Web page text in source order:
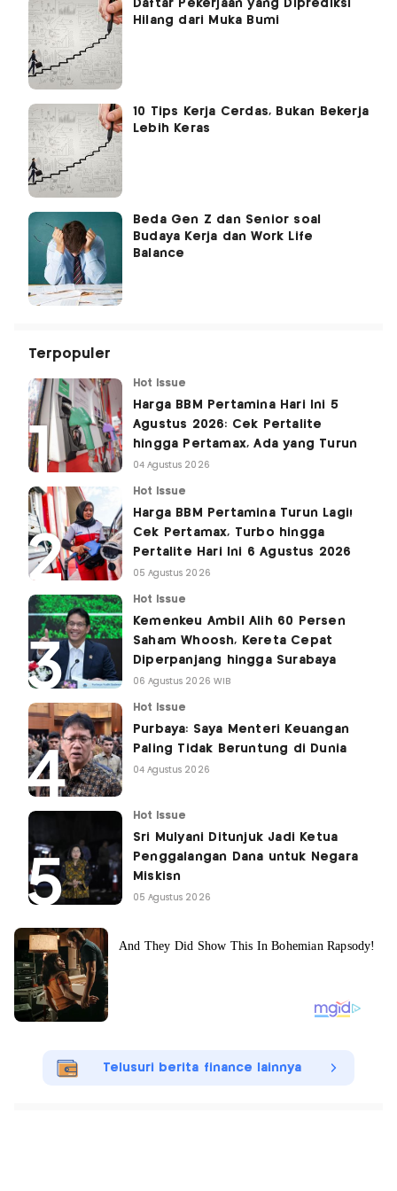
Daftar Pekerjaan yang Diprediksi
Hilang dari Muka Bumi
10 Tips Kerja Cerdas, Bukan Bekerja
Lebih Keras
Beda Gen Z dan Senior soal
Budaya Kerja dan Work Life
Balance
Terpopuler
Hot Issue
Harga BBM Pertamina Hari Ini 5
Agustus 2026: Cek Pertalite
hingga Pertamax, Ada yang Turun
04 Agustus 2026
Hot Issue
Harga BBM Pertamina Turun Lagi!
Cek Pertamax, Turbo hingga
Pertalite Hari Ini 6 Agustus 2026
05 Agustus 2026
Hot Issue
Kemenkeu Ambil Alih 60 Persen
Saham Whoosh, Kereta Cepat
Diperpanjang hingga Surabaya
06 Agustus 2026 WIB
Hot Issue
Purbaya: Saya Menteri Keuangan
Paling Tidak Beruntung di Dunia
04 Agustus 2026
Hot Issue
Sri Mulyani Ditunjuk Jadi Ketua
Penggalangan Dana untuk Negara
Miskisn
05 Agustus 2026
Telusuri berita finance lainnya